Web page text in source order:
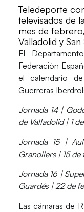
Teledeporte
televisados de
mes de
Valladolid y San
El
Federación
el calendario
Guerreras
Jornada 14 |
de Valladolid | 1
Jornada 15 |
Granollers | 15
Jornada 16 |
Guardés | 22 de
Las cámaras de